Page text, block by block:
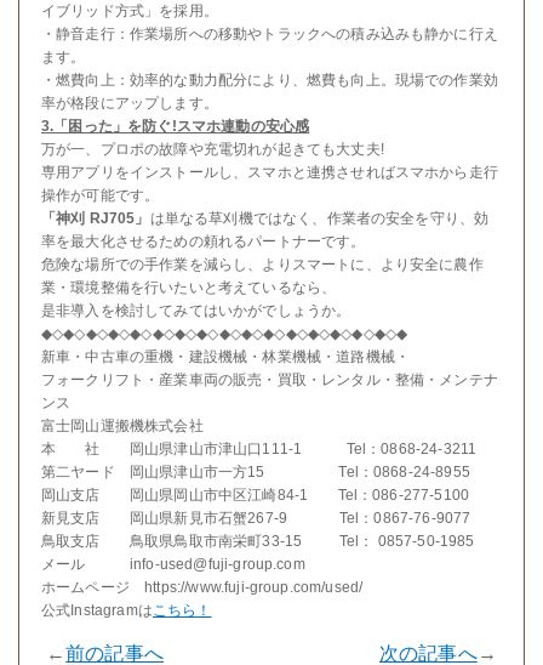
イブリッド方式」を採用。
・静音走行：作業場所への移動やトラックへの積み込みも静かに行え
ます。
・燃費向上：効率的な動力配分により、燃費も向上。現場での作業効
率が格段にアップします。
3.「困った」を防ぐ!スマホ連動の安心感
万が一、プロポの故障や充電切れが起きても大丈夫!
専用アプリをインストールし、スマホと連携させればスマホから走行
操作が可能です。
「神刈 RJ705」 は単なる草刈機ではなく、作業者の安全を守り、効
率を最大化させるための頼れるパートナーです。
危険な場所での手作業を減らし、よりスマートに、より安全に農作
業・環境整備を行いたいと考えているなら、
是非導入を検討してみてはいかがでしょうか。
◆◇◆◇◆◇◆◇◆◇◆◇◆◇◆◇◆◇◆◇◆◇◆◇◆◇◆◇◆◇◆◇◆
新車・中古車の重機・建設機械・林業機械・道路機械・
フォークリフト・産業車両の販売・買取・レンタル・整備・メンテナ
ンス
富士岡山運搬機株式会社
本 社 岡山県津山市津山口111-1 Tel：0868-24-3211
第二ヤード 岡山県津山市一方15 Tel：0868-24-8955
岡山支店 岡山県岡山市中区江崎84-1 Tel：086-277-5100
新見支店 岡山県新見市石蟹267-9 Tel：0867-76-9077
鳥取支店 鳥取県鳥取市南栄町33-15 Tel： 0857-50-1985
メール info-used@fuji-group.com
ホームページ https://www.fuji-group.com/used/
公式Instagramはこちら！
←前の記事へ 次の記事へ→